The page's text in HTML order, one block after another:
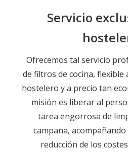
Servicio
Ofrecemos tal servicio
de filtros de cocina, flexible
hostelero y a precio tan
misión es liberar al
tarea engorrosa de
campana,
reducción de los